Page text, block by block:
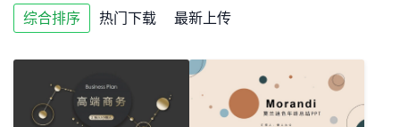
银行证券
保险理赔 财务会计
综合排序 热门下载 最新上传